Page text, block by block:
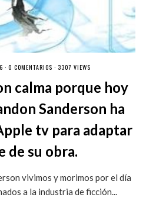
· 0 COMENTARIOS · 3307 VIEWS
calma porque hoy
Sanderson ha
tv para adaptar
de su obra.
vivimos y morimos por el día
a la industria de ficción...